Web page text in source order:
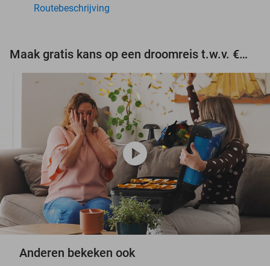
Routebeschrijving
Maak gratis kans op een droomreis t.w.v. €3.000!
play_circle
Anderen bekeken ook